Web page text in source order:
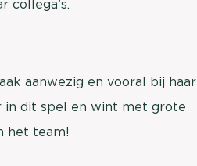
collega’s.
aanwezig en vooral bij haar
in dit spel en wint met grote
het team!